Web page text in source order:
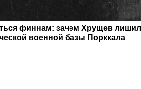
финнам: зачем Хрущев лишил
военной базы Порккала